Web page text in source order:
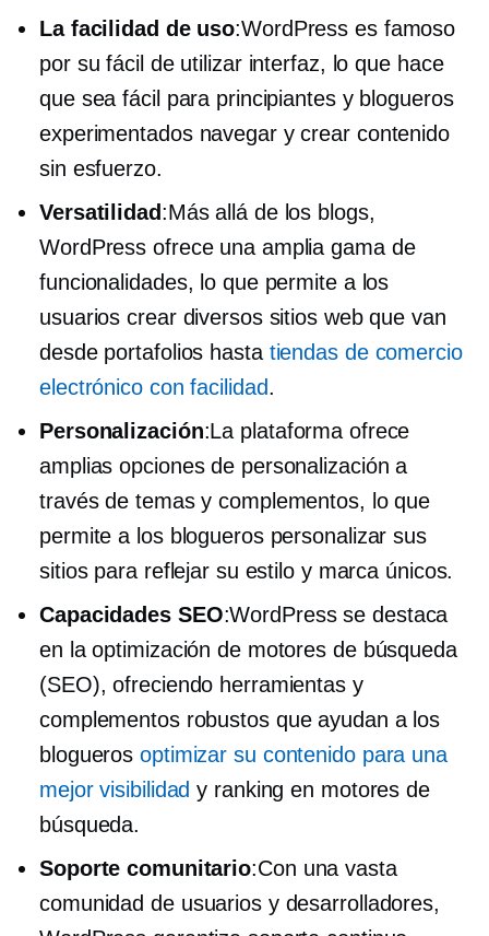
La facilidad de uso:WordPress es famoso
por sufácil de utilizarinterfaz, lo que hace
que sea fácil para principiantes y blogueros
experimentados navegar y crear contenido
sin esfuerzo.
Versatilidad:Más allá de los blogs,
WordPress ofrece una amplia gama de
funcionalidades, lo que permite a los
usuarios crear diversos sitios web que van
desde portafolios hasta tiendas de comercio
electrónico con facilidad.
Personalización:La plataforma ofrece
amplias opciones de personalización a
través de temas y complementos, lo que
permite a los blogueros personalizar sus
sitios para reflejar su estilo y marca únicos.
Capacidades SEO:WordPress se destaca
en la optimización de motores de búsqueda
(SEO), ofreciendo herramientas y
complementos robustos que ayudan a los
bloguerosoptimizar su contenido para una
mejor visibilidad y ranking en motores de
búsqueda.
Soporte comunitario:Con una vasta
comunidad de usuarios y desarrolladores,